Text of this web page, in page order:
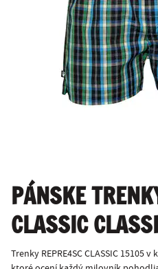
PÁNSKE
CLASSIC
Trenky REPRE4SC CLASSIC 15105